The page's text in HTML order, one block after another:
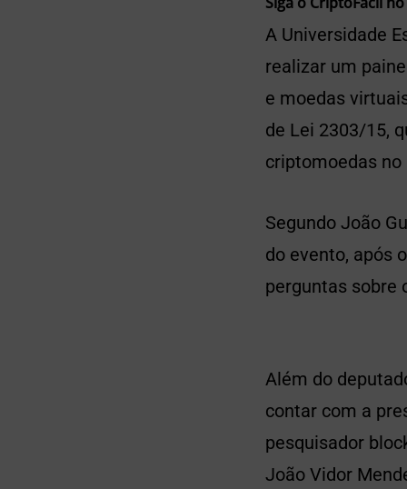
A Universidade
realizar um
e moedas
de Lei 2303/15,
criptomoedas no
Segundo João
do evento, após
perguntas sobre
Além do
contar com a
pesquisador
João Vidor